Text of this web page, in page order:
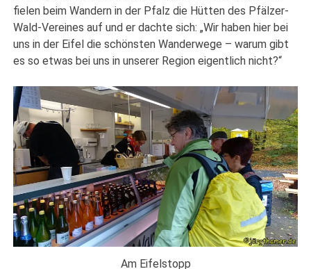
fielen beim Wandern in der Pfalz die Hütten des Pfälzer-
Wald-Vereines auf und er dachte sich: „Wir haben hier bei
uns in der Eifel die schönsten Wanderwege – warum gibt
es so etwas bei uns in unserer Region eigentlich nicht?“
Am Eifelstopp